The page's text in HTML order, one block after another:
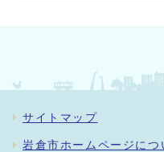
サイトマップ
岩倉市ホームページにつ